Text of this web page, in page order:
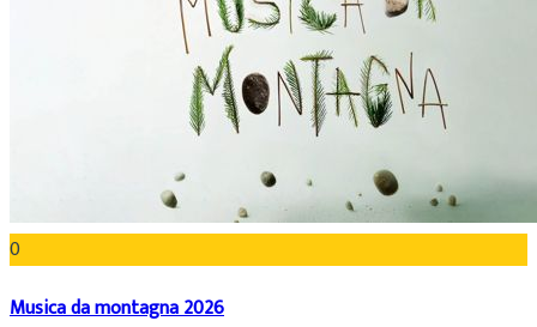
0
Musica da montagna 2026